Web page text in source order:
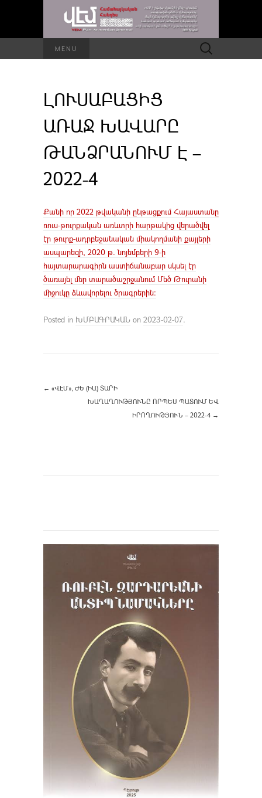
MENU Որոնել՝
ԼՈՒՍԱԲԱՑԻՑ
ԱՌԱՋ ԽԱՎԱՐԸ
ԹԱՆՁՐԱՆՈՒՄ Է –
2022-4
Քանի որ 2022 թվականի ընթացքում Հայաստանը
ռուս-թուրքական առևտրի հարթակից վերածվել
էր թուրք-ադրբեջանական միակողմանի քայլերի
ասպարեզի, 2020 թ. նոյեմբերի 9-ի
հայտարարագիրն աստիճանաբար սկսել էր
ծառայել մեր տարածաշրջանում Մեծ Թուրանի
միջուկը ձևավորելու ծրագրերին։
Posted in ԽՄԲԱԳՐԱԿԱՆ on 2023-02-07.
← «ՎԷՄ», ԺԵ (ԻԱ) ՏԱՐԻ
ԽԱՂԱՂՈՒԹՅՈՒՆԸ ՈՐՊԵՍ ՊԱՏՈՒՄ ԵՎ
ԻՐՈՂՈՒԹՅՈՒՆ – 2022-4 →